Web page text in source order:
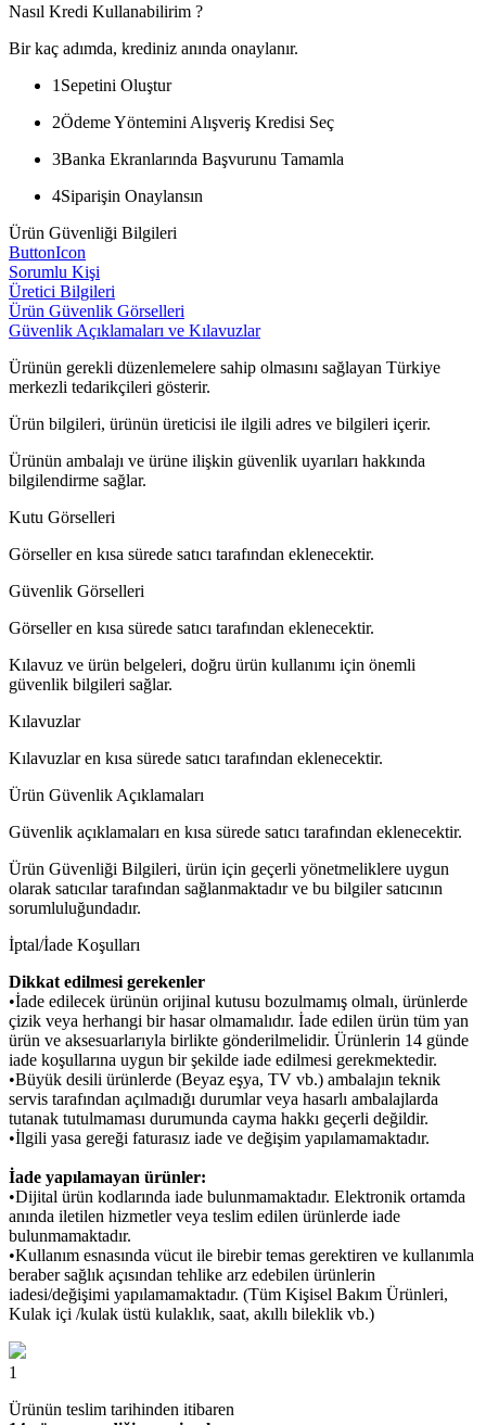
Nasıl Kredi Kullanabilirim ?
Bir kaç adımda, krediniz anında onaylanır.
1 Sepetini Oluştur
2Ödeme Yöntemini Alışveriş Kredisi Seç
3Banka Ekranlarında Başvurunu Tamamla
4Siparişin Onaylansın
Ürün Güvenliği Bilgileri
ButtonIcon
Sorumlu Kişi
Üretici Bilgileri
Ürün Güvenlik Görselleri
Güvenlik Açıklamaları ve Kılavuzlar
Ürünün gerekli düzenlemelere sahip olmasını sağlayan Türkiye
merkezli tedarikçileri gösterir.
Ürün bilgileri, ürünün üreticisi ile ilgili adres ve bilgileri içerir.
Ürünün ambalajı ve ürüne ilişkin güvenlik uyarıları hakkında
bilgilendirme sağlar.
Kutu Görselleri
Görseller en kısa sürede satıcı tarafından eklenecektir.
Güvenlik Görselleri
Görseller en kısa sürede satıcı tarafından eklenecektir.
Kılavuz ve ürün belgeleri, doğru ürün kullanımı için önemli
güvenlik bilgileri sağlar.
Kılavuzlar
Kılavuzlar en kısa sürede satıcı tarafından eklenecektir.
Ürün Güvenlik Açıklamaları
Güvenlik açıklamaları en kısa sürede satıcı tarafından eklenecektir.
Ürün Güvenliği Bilgileri, ürün için geçerli yönetmeliklere uygun
olarak satıcılar tarafından sağlanmaktadır ve bu bilgiler satıcının
sorumluluğundadır.
İptal/İade Koşulları
Dikkat edilmesi gerekenler
•İade edilecek ürünün orijinal kutusu bozulmamış olmalı, ürünlerde
çizik veya herhangi bir hasar olmamalıdır. İade edilen ürün tüm yan
ürün ve aksesuarlarıyla birlikte gönderilmelidir. Ürünlerin 14 günde
iade koşullarına uygun bir şekilde iade edilmesi gerekmektedir.
•Büyük desili ürünlerde (Beyaz eşya, TV vb.) ambalajın teknik
servis tarafından açılmadığı durumlar veya hasarlı ambalajlarda
tutanak tutulmaması durumunda cayma hakkı geçerli değildir.
•İlgili yasa gereği faturasız iade ve değişim yapılamamaktadır.
İade yapılamayan ürünler:
•Dijital ürün kodlarında iade bulunmamaktadır. Elektronik ortamda
anında iletilen hizmetler veya teslim edilen ürünlerde iade
bulunmamaktadır.
•Kullanım esnasında vücut ile birebir temas gerektiren ve kullanımla
beraber sağlık açısından tehlike arz edebilen ürünlerin
iadesi/değişimi yapılamamaktadır. (Tüm Kişisel Bakım Ürünleri,
Kulak içi /kulak üstü kulaklık, saat, akıllı bileklik vb.)
1
Ürünün teslim tarihinden itibaren